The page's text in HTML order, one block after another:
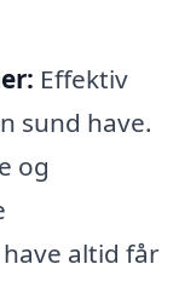
Effektiv
sund have.
og
altid får